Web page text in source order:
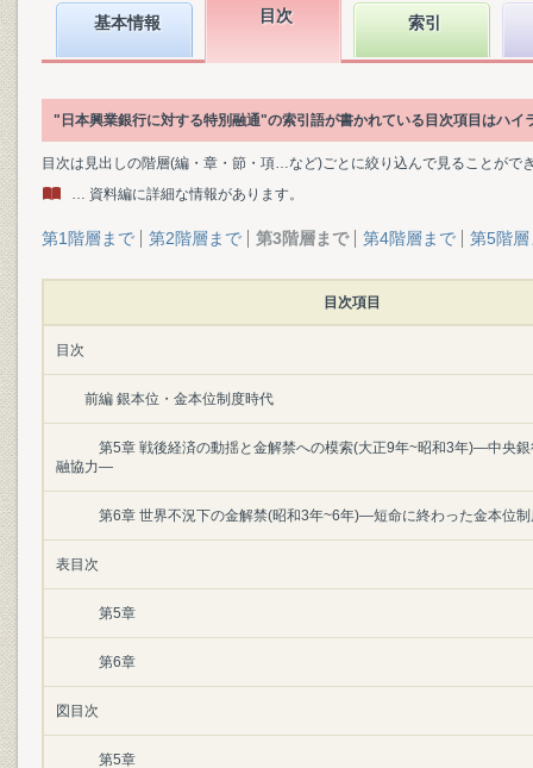
基本情報 目次 索引
"日本興業銀行に対する特別融通"の索引語が書かれている目次項目はハイ
目次は見出しの階層(編・章・節・項…など)ごとに絞り込んで見ることがで
… 資料編に詳細な情報があります。
第1階層まで 第2階層まで 第3階層まで 第4階層まで 第5階層
目次項目
目次
前編 銀本位・金本位制度時代
第5章 戦後経済の動揺と金解禁への模索(大正9年~昭和3年)―中央
融協力―
第6章 世界不況下の金解禁(昭和3年~6年)―短命に終わった金本位
表目次
第5章
第6章
図目次
第5章